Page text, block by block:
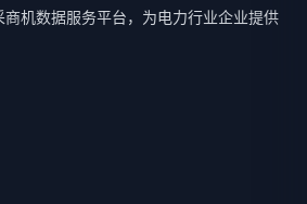
机数据服务平台，为电力行业企业提供